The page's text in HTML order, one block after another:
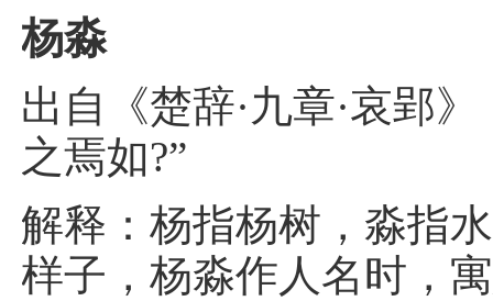
杨淼
出自《楚辞·九章·哀郢
之焉如?”
解释：杨指杨树，淼指
样子，杨淼作人名时，